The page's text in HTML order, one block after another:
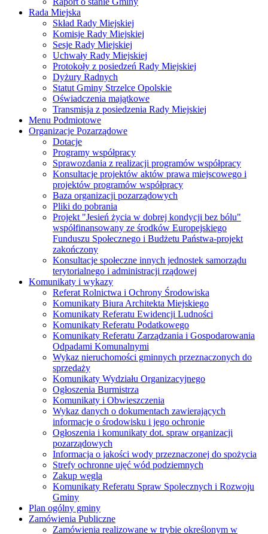
Rada Miejska
Skład Rady Miejskiej
Komisje Rady Miejskiej
Sesje Rady Miejskiej
Uchwały Rady Miejskiej
Protokoły z posiedzeń Rady Miejskiej
Dyżury Radnych
Statut Gminy Strzelce Opolskie
Oświadczenia majątkowe
Transmisja z posiedzenia Rady Miejskiej
Menu Podmiotowe
Organizacje Pozarządowe
Dotacje
Programy współpracy
Sprawozdania z realizacji programów współpracy
Konsultacje projektów aktów prawa miejscowego i
projektów programów współpracy
Baza organizacji pozarządowych
Pliki do pobrania
Projekt "Jesień życia w dobrej kondycji bez bólu"
współfinansowany ze środków Europejskiego
Funduszu Społecznego i Budżetu Państwa-projekt
zakończony
Konsultacje społeczne innych jednostek samorządu
terytorialnego i administracji rządowej
Komunikaty i wykazy
Referat Rolnictwa i Ochrony Środowiska
Komunikaty Biura Architekta Miejskiego
Komunikaty Referatu Ewidencji Ludności
Komunikaty Referatu Podatkowego
Komunikaty Referatu Zarządzania i Gospodarowania
Odpadami Komunalnymi
Wykaz nieruchomości gminnych przeznaczonych do
sprzedaży
Komunikaty Wydziału Organizacyjnego
Ogłoszenia Burmistrza
Komunikaty i Obwieszczenia
Wykaz danych o dokumentach zawierających
informacje o środowisku i jego ochronie
Ogłoszenia i komunikaty dot. spraw organizacji
pozarządowych
Informacja o jakości wody przeznaczonej do spożycia
Strefy ochronne ujęć wód podziemnych
Zakup węgla
Komunikaty Referatu Spraw Spolecznych i Rozwoju
Gminy
Plan ogólny gminy
Zamówienia Publiczne
Zamówienia realizowane w trybie określonym w